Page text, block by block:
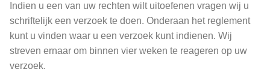
Indien u een van uw rechten wilt uitoefenen vragen wij u
schriftelijk een verzoek te doen. Onderaan het reglement
kunt u vinden waar u een verzoek kunt indienen. Wij
streven ernaar om binnen vier weken te reageren op uw
verzoek.